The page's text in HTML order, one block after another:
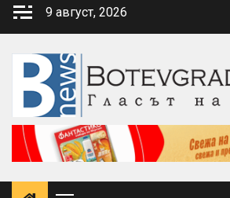
Skip
9 август, 2026